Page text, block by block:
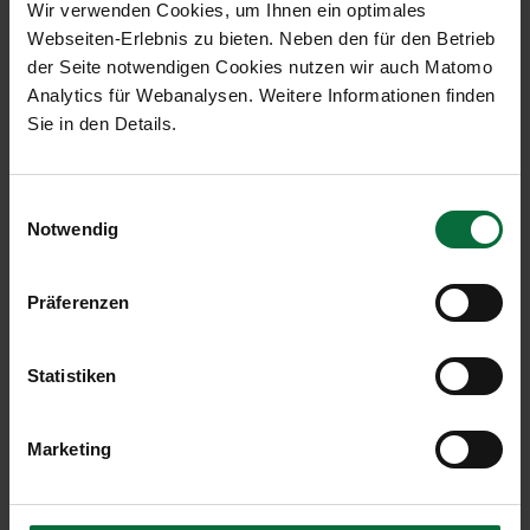
Wir verwenden Cookies, um Ihnen ein optimales
Webseiten-Erlebnis zu bieten. Neben den für den Betrieb
der Seite notwendigen Cookies nutzen wir auch Matomo
Analytics für Webanalysen. Weitere Informationen finden
Sie in den Details.
Notwendig
Präferenzen
Statistiken
Marketing
Können Kinder die VIP Services
kostenfrei nutzen?
Einkaufen &
Terminal
Gibt es Entertainment für die
Abflug einkaufen?